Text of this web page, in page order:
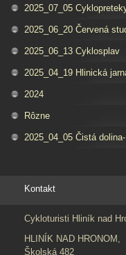
2025_07_05
2025_06_20 Červená
2025_06_13 Cyklosplav
2025_04_19 Hlinická
2024
Rôzne
2025_04_05 Čistá
Kontakt
Cykloturisti Hliník nad
HLINÍK NAD HRONOM,
Školská 482